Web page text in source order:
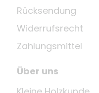
Rücksendung
Widerrufsrecht
Zahlungsmittel
Über uns